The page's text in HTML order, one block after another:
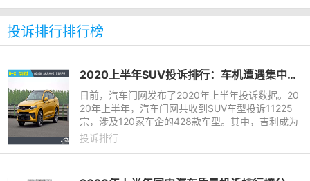
投诉排行排行榜
2020上半年SUV投诉排行：车机遭遇集中投诉
日前，汽车门网发布了2020年上半年投诉数据。20
20年上半年，汽车门网共收到SUV车型投诉11225
宗，涉及120家车企的428款车型。其中，吉利成为
投诉最多的品牌，投诉量达到了1444宗；大众和哈
投诉排行